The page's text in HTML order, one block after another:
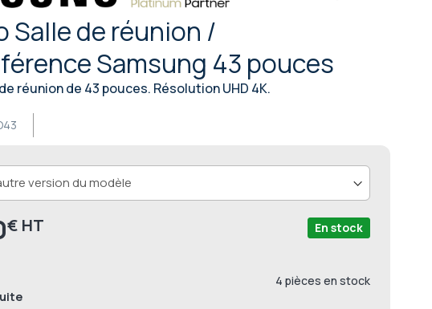
Salle de réunion /
Samsung 43 pouces
réunion de 43 pouces. Résolution UHD 4K.
€
4 pièces en stock
En stock